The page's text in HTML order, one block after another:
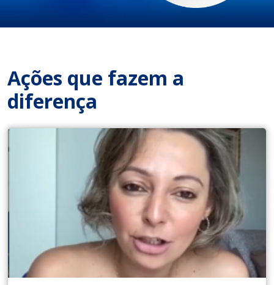
Ações que fazem a
diferença